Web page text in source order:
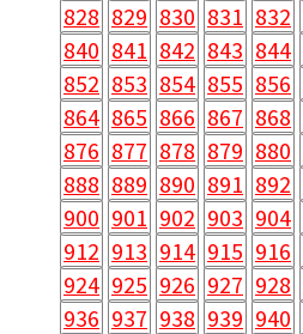
828 829 830 831 832
840 841 842 843 844
852 853 854 855 856
864 865 866 867 868
876 877 878 879 880
888 889 890 891 892
900 901 902 903 904
912 913 914 915 916
924 925 926 927 928
936 937 938 939 940